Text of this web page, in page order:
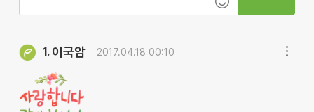
1. 이국암 2017.04.18 00:10